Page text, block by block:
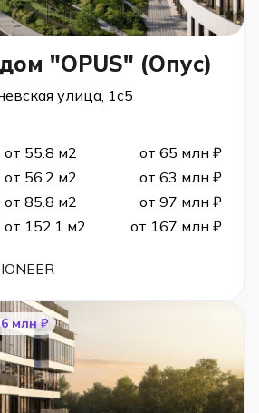
"OPUS" (Опус)
улица, 1с5
от 55.8 м2
от 65 млн ₽
от 56.2 м2
от 63 млн ₽
от 85.8 м2
от 97 млн ₽
от 152.1 м2 от 167 млн ₽
млн ₽